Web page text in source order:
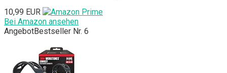
10,99 EUR
Bei Amazon ansehen
AngebotBestseller Nr. 6